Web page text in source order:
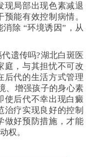
现局部出现色素减退
能有效控制病情。
除 “环境诱因”，从
遗传吗?湖北白斑医
庭，与其担忧不可改
后代的生活方式管理
、增强孩子的身心素
使后代不幸出现白癜
治疗实现良好的控制
做好预防措施，才能
权。